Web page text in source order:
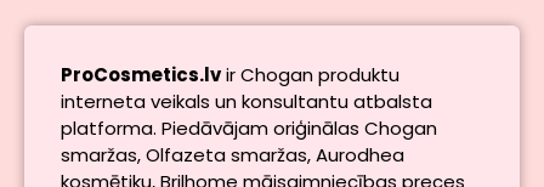
ProCosmetics.lvir Chogan produktu
interneta veikals un konsultantu atbalsta
platforma. Piedāvājam oriģinālas Chogan
smaržas, Olfazeta smaržas, Aurodhea
kosmētiku, Brilhome mājsaimniecības preces